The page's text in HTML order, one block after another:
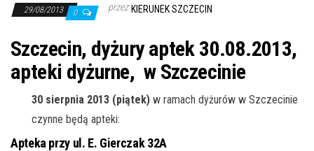
ę
29/08/2013 0 przez KIERUNEK SZCZECIN
Szczecin, dyżury aptek 30.08.2013,
apteki dyżurne, w Szczecinie
30 sierpnia 2013 (piątek) w ramach dyżurów w Szczecinie
czynne będą apteki:
Apteka przy ul. E. Gierczak 32A